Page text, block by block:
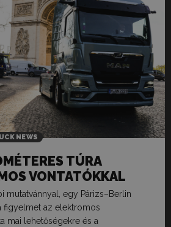
NEWS
TÚRA
VONTATÓKKAL
mutatvánnyal, egy Párizs–Berlin
figyelmet az elektromos
mai lehetőségekre és a